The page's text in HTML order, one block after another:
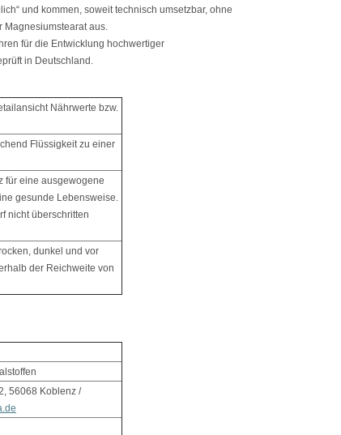
und kommen, soweit technisch umsetzbar, ohne
Magnesiumstearat aus.
für die Entwicklung hochwertiger
in Deutschland.
Nährwerte bzw.
Flüssigkeit zu einer
für eine ausgewogene
gesunde Lebensweise.
nicht überschritten
dunkel und vor
der Reichweite von
56068 Koblenz /